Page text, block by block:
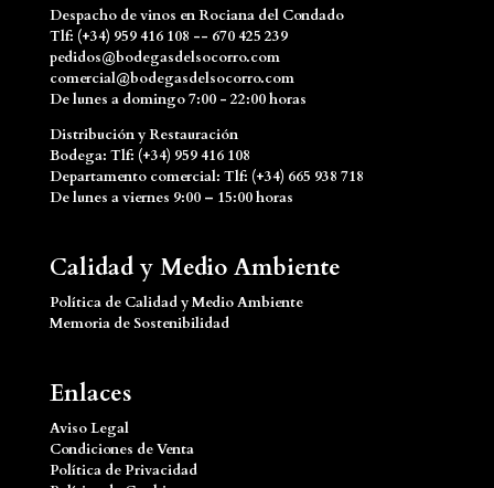
Despacho de vinos en Rociana del Condado
Tlf: (+34) 959 416 108 -- 670 425 239
pedidos@bodegasdelsocorro.com
comercial@bodegasdelsocorro.com
De lunes a domingo 7:00 - 22:00 horas
Distribución y Restauración
Bodega: Tlf: (+34) 959 416 108
Departamento comercial: Tlf: (+34) 665 938 718
De lunes a viernes 9:00 – 15:00 horas
Calidad y Medio Ambiente
Política de Calidad y Medio Ambiente
Memoria de Sostenibilidad
Enlaces
Aviso Legal
Condiciones de Venta
Política de Privacidad